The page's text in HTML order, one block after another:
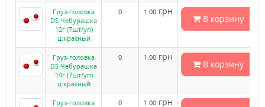
Груз-головка
DS Чебурашка
12г (7шт/уп)
ц:красный
0 1.00 грн
В корзину
Груз-головка
DS Чебурашка
14г (7шт/уп)
ц:красный
0 1.00 грн
В корзину
Груз-головка
0 1.00 грн